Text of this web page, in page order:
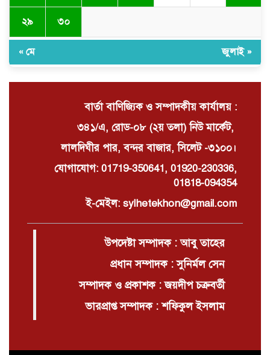
ধারণের অভিযোগ: ব্ল্যাকমেইল ও চাঁদা
দোয়ারাবাজারে বালু ব্যবসায়ীর সংবাদ
সম্মেলন চারটি নৌকা দখল ও নগদ টাকা
২৯ ৩০
« মে জুলাই »
বার্তা বাণিজ্যিক ও সম্পাদকীয় কার্যালয় :
৩৪১/এ, রোড-০৮ (২য় তলা) নিউ মার্কেট,
লালদিঘীর পার, বন্দর বাজার, সিলেট -৩১০০।
যোগাযোগ: 01719-350641, 01920-230336,
01818-094354
ই-মেইল: sylhetekhon@gmail.com
উপদেষ্টা সম্পাদক : আবু তাহের
প্রধান সম্পাদক : সুনির্মল সেন
সম্পাদক ও প্রকাশক : জয়দীপ চক্রবর্তী
ভারপ্রাপ্ত সম্পাদক : শফিকুল ইসলাম